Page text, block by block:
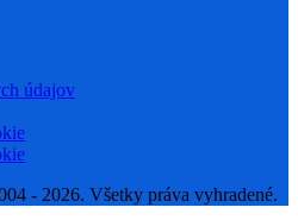
údajov
- 2026. Všetky práva vyhradené.